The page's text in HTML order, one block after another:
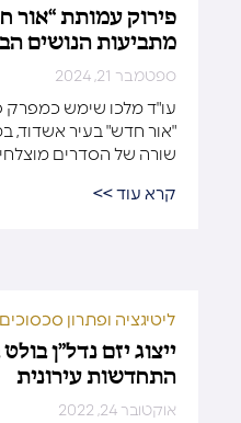
מתביעות הנושים
ספטמבר 21, 2024
עו"ד מלכו שימש כמפרק
"אור חדש" בעיר אשדוד,
שורה של הסדרים
קרא עוד >>
ליטיגציה ופתרון סכסוכים
ייצוג יזם נדל”ן
התחדשות עירונית
אוקטובר 24, 2022